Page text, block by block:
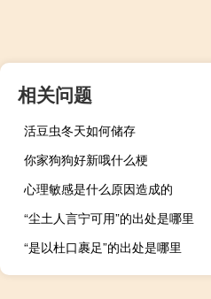
相关问题
活豆虫冬天如何储存
你家狗狗好新哦什么梗
心理敏感是什么原因造成的
“尘土人言宁可用”的出处是哪里
“是以杜口裹足”的出处是哪里